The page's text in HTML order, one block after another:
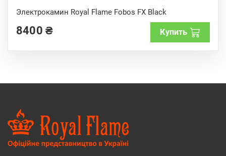
Электрокамин Royal Flame Fobos FX Black
o
u
o
f8400 ₴ Купить